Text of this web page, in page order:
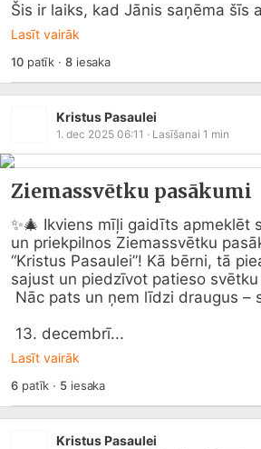
Šis ir laiks, kad Jānis saņēma šīs
Lasīt vairāk
10patīk · 8iesaka
Kristus Pasaulei
1. dec 2025 06:11 · Lasīšanai 1 min
Ziemassvētku pasākumi
✨🎄 Ikviens mīļi gaidīts apmeklēt
un priekpilnos Ziemassvētku
“Kristus Pasaulei”! Kā bērni, tā
sajust un piedzīvot patieso
13. decembrī...
Lasīt vairāk
6patīk · 5iesaka
Kristus Pasaulei